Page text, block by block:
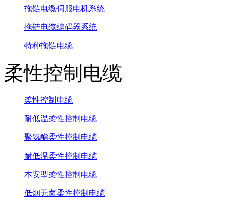
拖链电缆伺服电机系统
拖链电缆编码器系统
特种拖链电缆
柔性控制电缆
柔性控制电缆
耐低温柔性控制电缆
聚氨酯柔性控制电缆
耐低温柔性控制电缆
本安型柔性控制电缆
低烟无卤柔性控制电缆